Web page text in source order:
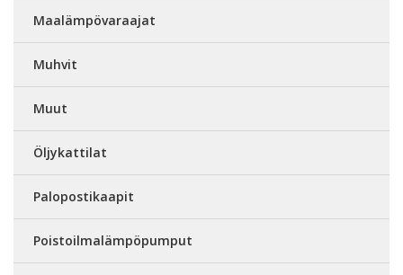
Maalämpövaraajat
Muhvit
Muut
Öljykattilat
Palopostikaapit
Poistoilmalämpöpumput